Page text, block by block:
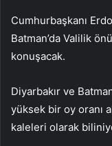
Cumhurbaşkanı
Batman’da Valilik
konuşacak.
Diyarbakır ve
yüksek bir oy oranı
kaleleri olarak